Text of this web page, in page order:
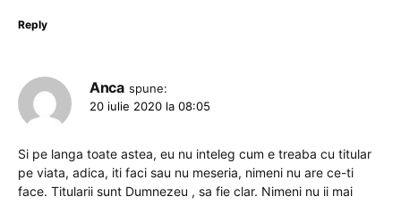
Reply
Anca spune:
20 iulie 2020 la 08:05
Si pe langa toate astea, eu nu inteleg cum e treaba cu titular
pe viata, adica, iti faci sau nu meseria, nimeni nu are ce-ti
face. Titularii sunt Dumnezeu , sa fie clar. Nimeni nu ii mai